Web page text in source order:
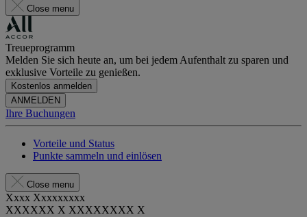
Close menu
Treueprogramm
Melden Sie sich heute an, um bei jedem Aufenthalt zu sparen und
exklusive Vorteile zu genießen.
Kostenlos anmelden
ANMELDEN
Ihre Buchungen
Vorteile und Status
Punkte sammeln und einlösen
Close menu
Xxxx Xxxxxxxxx
XXXXXX X XXXXXXXX X